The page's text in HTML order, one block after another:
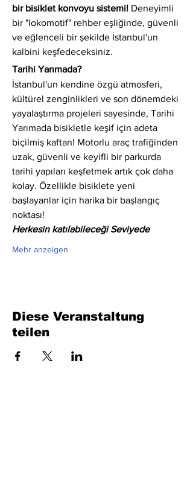
bir bisiklet konvoyu sistemi! Deneyimli
bir "lokomotif" rehber eşliğinde, güvenli
ve eğlenceli bir şekilde İstanbul'un
kalbini keşfedeceksiniz.
Tarihi Yarımada?
İstanbul'un kendine özgü atmosferi,
kültürel zenginlikleri ve son dönemdeki
yayalaştırma projeleri sayesinde, Tarihi
Yarımada bisikletle keşif için adeta
biçilmiş kaftan! Motorlu araç trafiğinden
uzak, güvenli ve keyifli bir parkurda
tarihi yapıları keşfetmek artık çok daha
kolay. Özellikle bisiklete yeni
başlayanlar için harika bir başlangıç
noktası!
Herkesin katılabileceği Seviyede
Mehr anzeigen
Diese Veranstaltung
teilen